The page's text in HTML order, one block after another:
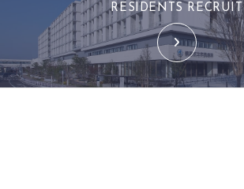
RESIDENTS RECRUIT